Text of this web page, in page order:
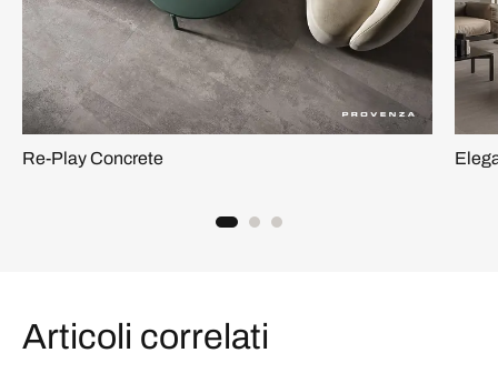
Re-Play Concrete
Articoli correlati